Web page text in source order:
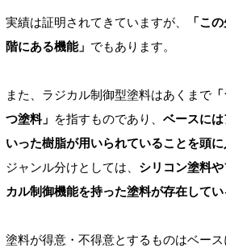
実績は証明されてきていますが、
「こ
階にある機能」 でもあります。
また、ラジカル制御型塗料はあくまで
つ塗料」 を指すものであり、 ベースに
いった樹脂が用いられていることを頭に
ジャンル分けとしては、 シリコン塗料
カル制御機能を持った塗料が存在してい
塗料が得意・不得意とするものはベー